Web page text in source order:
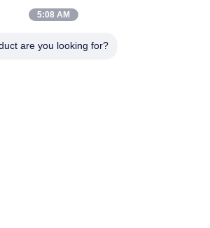
étanche à l'humidité de 150cm * de
5:08 AM
are you looking for?